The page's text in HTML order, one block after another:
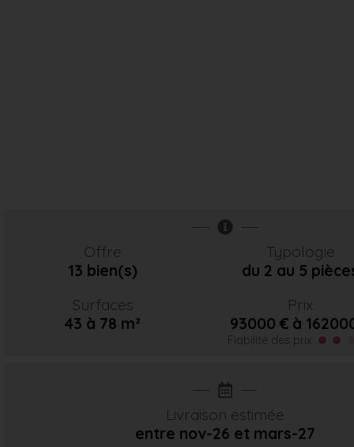
Offre
13 bien(s)
Typologie
du 2 au 5
Surfaces
43 à 78 m²
Prix
93000 € à
Fiabilité des prix
Livraison estimée
entre nov-26 et mars-27